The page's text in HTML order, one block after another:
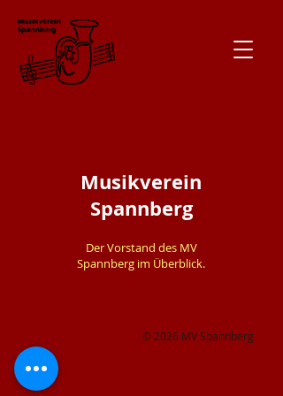
Musikverein
Spannberg
Der Vorstand des MV
Spannberg im Überblick.
© 2026 MV Spannberg